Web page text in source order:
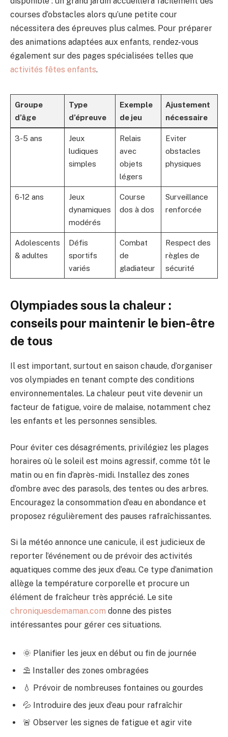
courses d’obstacles alors qu’une petite cour
nécessitera des épreuves plus calmes. Pour préparer
des animations adaptées aux enfants, rendez-vous
également sur des pages spécialisées telles que
activités fêtes enfants.
Groupe
d’âge
Type
d’épreuve
Exemple
de jeu
Ajustement
nécessaire
3-5 ans
Jeux
ludiques
simples
Relais
avec
objets
légers
Eviter
obstacles
physiques
6-12 ans
Jeux
dynamiques
modérés
Course
dos à dos
Surveillance
renforcée
Adolescents
& adultes
Défis
sportifs
variés
Combat
de
gladiateur
Respect des
règles de
sécurité
Olympiades sous la chaleur :
conseils pour maintenir le bien-être
de tous
Il est important, surtout en saison chaude, d’organiser
vos olympiades en tenant compte des conditions
environnementales. La chaleur peut vite devenir un
facteur de fatigue, voire de malaise, notamment chez
les enfants et les personnes sensibles.
Pour éviter ces désagréments, privilégiez les plages
horaires où le soleil est moins agressif, comme tôt le
matin ou en fin d’après-midi. Installez des zones
d’ombre avec des parasols, des tentes ou des arbres.
Encouragez la consommation d’eau en abondance et
proposez régulièrement des pauses rafraîchissantes.
Si la météo annonce une canicule, il est judicieux de
reporter l’événement ou de prévoir des activités
aquatiques comme des jeux d’eau. Ce type d’animation
allège la température corporelle et procure un
élément de fraîcheur très apprécié. Le site
chroniquesdemaman.com donne des pistes
intéressantes pour gérer ces situations.
🌞 Planifier les jeux en début ou fin de journée
⛱️ Installer des zones ombragées
💧 Prévoir de nombreuses fontaines ou gourdes
💦 Introduire des jeux d’eau pour rafraîchir
🚨 Observer les signes de fatigue et agir vite